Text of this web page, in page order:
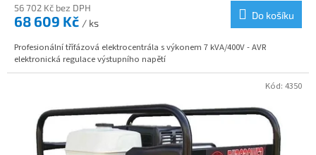
M
A
56 702 Kč bez DPH
68 609 Kč / ks
Do košíku
Profesionální třífázová elektrocentrála s výkonem 7 kVA/400V - AVR
elektronická regulace výstupního napětí
Kód: 4350